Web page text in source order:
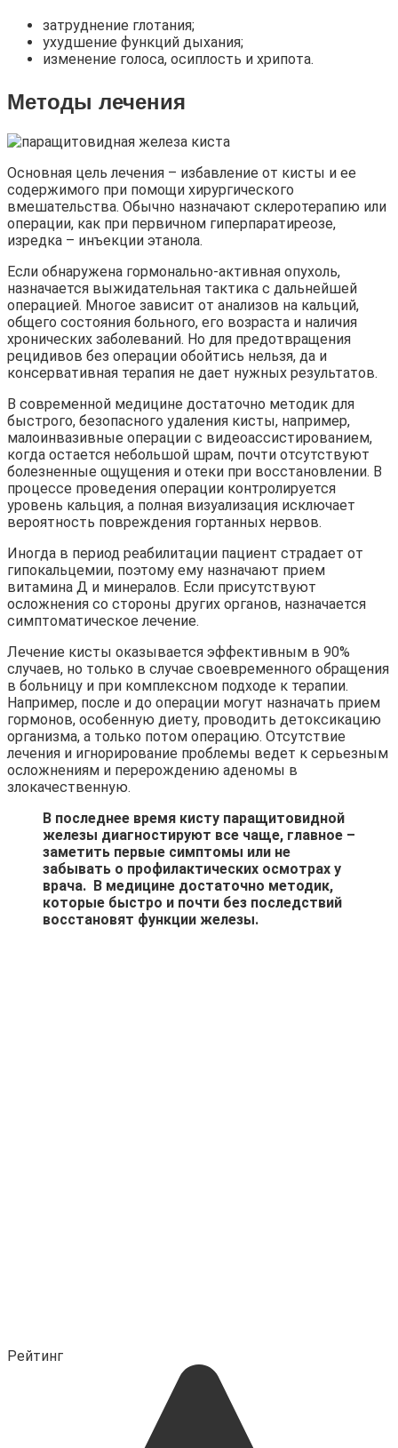
затруднение глотания;
ухудшение функций дыхания;
изменение голоса, осиплость и хрипота.
Методы лечения
Основная цель лечения – избавление от кисты и ее
содержимого при помощи хирургического
вмешательства. Обычно назначают склеротерапию или
операции, как при первичном гиперпаратиреозе,
изредка – инъекции этанола.
Если обнаружена гормонально-активная опухоль,
назначается выжидательная тактика с дальнейшей
операцией. Многое зависит от анализов на кальций,
общего состояния больного, его возраста и наличия
хронических заболеваний. Но для предотвращения
рецидивов без операции обойтись нельзя, да и
консервативная терапия не дает нужных результатов.
В современной медицине достаточно методик для
быстрого, безопасного удаления кисты, например,
малоинвазивные операции с видеоассистированием,
когда остается небольшой шрам, почти отсутствуют
болезненные ощущения и отеки при восстановлении. В
процессе проведения операции контролируется
уровень кальция, а полная визуализация исключает
вероятность повреждения гортанных нервов.
Иногда в период реабилитации пациент страдает от
гипокальцемии, поэтому ему назначают прием
витамина Д и минералов. Если присутствуют
осложнения со стороны других органов, назначается
симптоматическое лечение.
Лечение кисты оказывается эффективным в 90%
случаев, но только в случае своевременного обращения
в больницу и при комплексном подходе к терапии.
Например, после и до операции могут назначать прием
гормонов, особенную диету, проводить детоксикацию
организма, а только потом операцию. Отсутствие
лечения и игнорирование проблемы ведет к серьезным
осложнениям и перерождению аденомы в
злокачественную.
В последнее время кисту паращитовидной
железы диагностируют все чаще, главное –
заметить первые симптомы или не
забывать о профилактических осмотрах у
врача. В медицине достаточно методик,
которые быстро и почти без последствий
восстановят функции железы.
Рейтинг